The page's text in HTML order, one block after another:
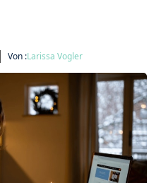
Von :Larissa Vogler